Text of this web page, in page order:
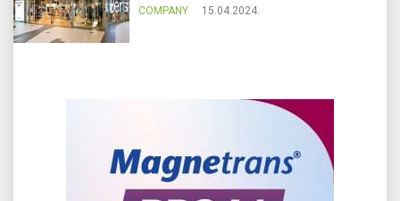
COMPANY 15.04.2024.